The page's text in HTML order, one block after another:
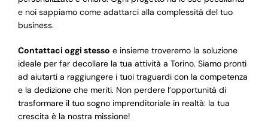
e noi sappiamo come adattarci alla complessità del tuo
business.
Contattaci oggi stesso e insieme troveremo la soluzione
ideale per far decollare la tua attività a Torino. Siamo pronti
ad aiutarti a raggiungere i tuoi traguardi con la competenza
e la dedizione che meriti. Non perdere l’opportunità di
trasformare il tuo sogno imprenditoriale in realtà: la tua
crescita è la nostra missione!